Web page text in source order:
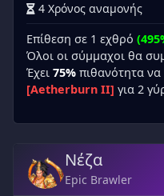
4 Χρόνος αναμονής
Επίθεση σε 1 εχθρό
Όλοι οι σύμμαχοι θα
Έχει 75% πιθανότητα να
[Aetherburn II] για 2
Νέζα
Epic Brawler